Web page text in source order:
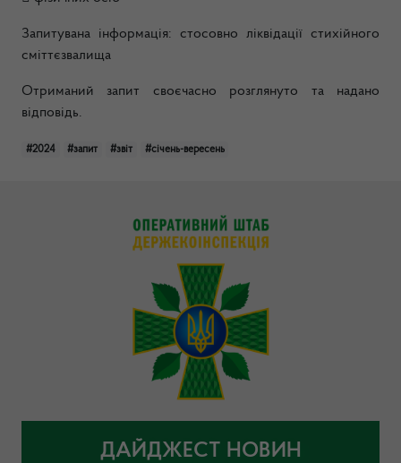
Запитувана інформація: стосовно ліквідації стихійного
сміттєзвалища
Отриманий запит своєчасно розглянуто та надано
відповідь.
#2024 #запит #звіт #січень-вересень
ДАЙДЖЕСТ НОВИН